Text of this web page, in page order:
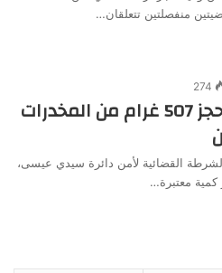
منفصلتين تتعلقان…
274
شرطة سيدي عيسى تحجز 507 غرام من المخدرات
القضائية لأمن دائرة سيدي عيسى،
كمية معتبرة…